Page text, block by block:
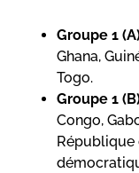
Groupe 1
Ghana,
Togo.
Groupe 1
Congo,
République